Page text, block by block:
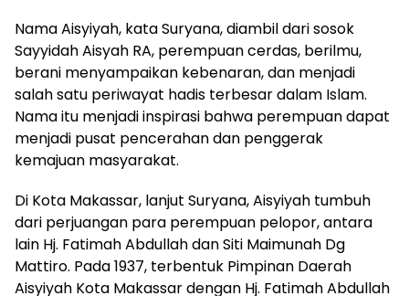
Nama Aisyiyah, kata Suryana, diambil dari sosok
Sayyidah Aisyah RA, perempuan cerdas, berilmu,
berani menyampaikan kebenaran, dan menjadi
salah satu periwayat hadis terbesar dalam Islam.
Nama itu menjadi inspirasi bahwa perempuan dapat
menjadi pusat pencerahan dan penggerak
kemajuan masyarakat.
Di Kota Makassar, lanjut Suryana, Aisyiyah tumbuh
dari perjuangan para perempuan pelopor, antara
lain Hj. Fatimah Abdullah dan Siti Maimunah Dg
Mattiro. Pada 1937, terbentuk Pimpinan Daerah
Aisyiyah Kota Makassar dengan Hj. Fatimah Abdullah